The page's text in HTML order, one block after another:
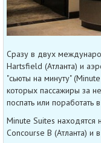
Сразу в двух
Hartsfield (Атланта) и
"сьюты на минуту"
которых пассажиры за
поспать или поработать
Minute Suites находятся
Concourse B (Атланта) и